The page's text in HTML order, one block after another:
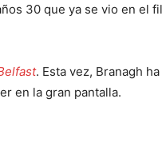
30 que ya se vio en el
. Esta vez, Branagh ha
en la gran pantalla.